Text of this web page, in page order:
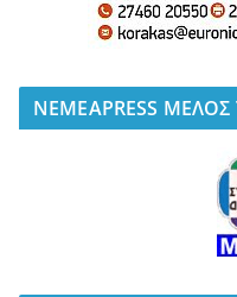
NEMEAPRESS